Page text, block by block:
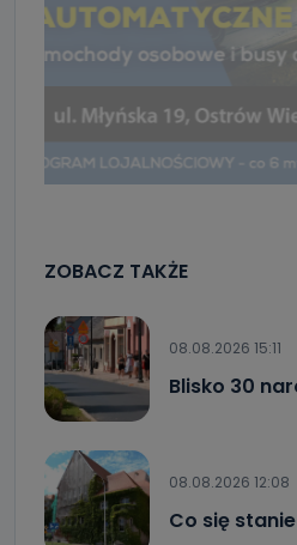
ZOBACZ TAKŻE
08.08.2026 15:11
Blisko 30
08.08.2026 12:08
Co się